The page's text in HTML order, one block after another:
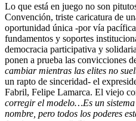
Lo que está en juego no son
Convención, triste caricatura de
oportunidad única -por vía
fundamentos y soportes
democracia participativa y
ponen a prueba las convicciones
cambiar mientras las elites no
un rapto de sinceridad- el
Fabril, Felipe Lamarca. El viejo
corregir el modelo…Es un
nombre, pero todos los poderes